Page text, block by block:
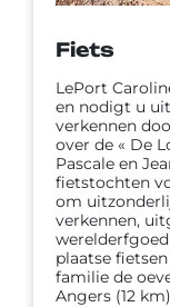
Fiets
LePort
en nodigt u
verkennen
over de « De
Pascale en
fietstochten
om
verkennen,
plaatse
familie de
Angers (12